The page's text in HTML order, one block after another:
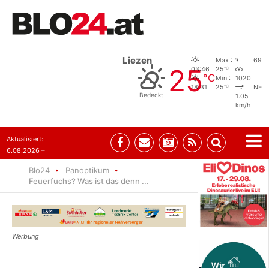
Liezen
Bedeckt 25°C
03:46
18:31
Max :
25°C
Min :
25°C
69
1020
NE
1.05
km/h
Aktualisiert:
6.08.2026 –
Blo24
Panoptikum
Feuerfuchs? Was ist das denn ...